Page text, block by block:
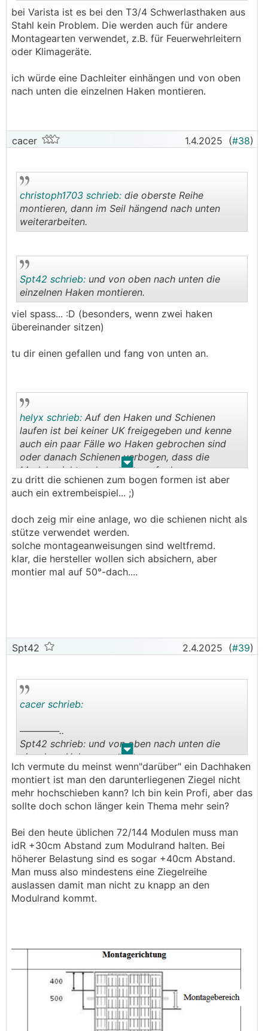
wo Haken gebrochen sind oder danach Schienen
verbogen, dass die Module nicht mehr sauber
raufgehen....
bei Varista ist es bei den T3/4 Schwerlasthaken aus
Stahl kein Problem. Die werden auch für andere
Montagearten verwendet, z.B. für Feuerwehrleitern
oder Klimageräte.
ich würde eine Dachleiter einhängen und von oben
nach unten die einzelnen Haken montieren.
cacer 1.4.2025 (#38)
christoph1703 schrieb: die oberste Reihe
montieren, dann im Seil hängend nach unten
weiterarbeiten.
Spt42 schrieb: und von oben nach unten die
einzelnen Haken montieren.
viel spass... :D (besonders, wenn zwei haken
übereinander sitzen)
tu dir einen gefallen und fang von unten an.
. .
helyx schrieb: Auf den Haken und Schienen
laufen ist bei keiner UK freigegeben und kenne
auch ein paar Fälle wo Haken gebrochen sind
oder danach Schienen verbogen, dass die
Module nicht mehr sauber raufgehen....
zu dritt die schienen zum bogen formen ist aber
auch ein extrembeispiel... ;)
doch zeig mir eine anlage, wo die schienen nicht als
stütze verwendet werden.
solche montageanweisungen sind weltfremd.
klar, die hersteller wollen sich absichern, aber
montier mal auf 50°-dach....
Spt42 2.4.2025 (#39)
. .
cacer schrieb:
──────..
Spt42 schrieb: und von oben nach unten die
einzelnen Haken montieren.
───────────────
viel spass... :D (besonders, wenn zwei haken
übereinander sitzen)
tu dir einen gefallen und fang von unten an.
Ich vermute du meinst wenn"darüber" ein Dachhaken
montiert ist man den darunterliegenen Ziegel nicht
mehr hochschieben kann? Ich bin kein Profi, aber das
sollte doch schon länger kein Thema mehr sein?
Bei den heute üblichen 72/144 Modulen muss man
idR +30cm Abstand zum Modulrand halten. Bei
höherer Belastung sind es sogar +40cm Abstand.
Man muss also mindestens eine Ziegelreihe
auslassen damit man nicht zu knapp an den
Modulrand kommt.